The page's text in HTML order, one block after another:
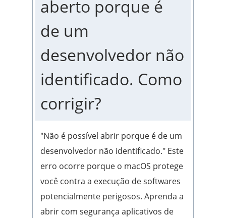
aberto porque é
de um
desenvolvedor não
identificado. Como
corrigir?
"Não é possível abrir porque é de um
desenvolvedor não identificado." Este
erro ocorre porque o macOS protege
você contra a execução de softwares
potencialmente perigosos. Aprenda a
abrir com segurança aplicativos de